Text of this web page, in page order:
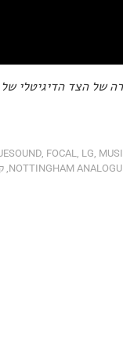
של המערכת.
ANTHEM,BLUESOUND,
, קולנוע ביתי